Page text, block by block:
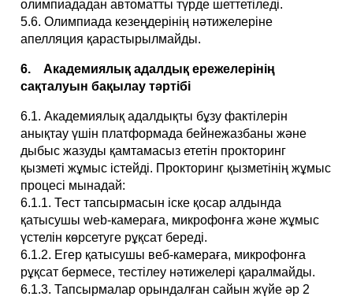
олимпиададан автоматты түрде шеттетіледі.
5.6. Олимпиада кезеңдерінің нәтижелеріне
апелляция қарастырылмайды.
6. Академиялық адалдық ережелерінің
сақталуын бақылау тәртібі
6.1. Академиялық адалдықты бұзу фактілерін
анықтау үшін платформада бейнежазбаны және
дыбыс жазуды қамтамасыз ететін прокторинг
қызметі жұмыс істейді. Прокторинг қызметінің жұмыс
процесі мынадай:
6.1.1. Тест тапсырмасын іске қосар алдында
қатысушы web-камераға, микрофонға және жұмыс
үстелін көрсетуге рұқсат береді.
6.1.2. Егер қатысушы веб-камераға, микрофонға
рұқсат бермесе, тестілеу нәтижелері қаралмайды.
6.1.3. Тапсырмалар орындалған сайын жүйе әр 2